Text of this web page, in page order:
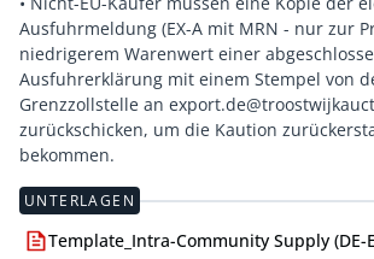
Ausfuhrmeldung (EX-A mit MRN - nur zur
niedrigerem Warenwert einer
Ausfuhrerklärung mit einem Stempel von
Grenzzollstelle an
zurückschicken, um die Kaution
UNTERLAGEN
Template_Intra-Community Supply (DE-